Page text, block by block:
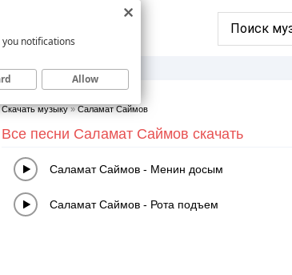
Скачать музыку »Саламат Саймов
Все песни Саламат Саймов скачать
Саламат Саймов - Менин досым
Саламат Саймов - Рота подъем
notifications
Allow